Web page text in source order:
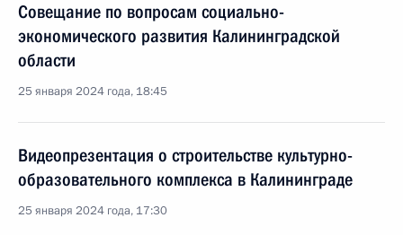
Совещание по вопросам социально-
экономического развития Калининградской
области
25 января 2024 года, 18:45
Видеопрезентация о строительстве культурно-
образовательного комплекса в Калининграде
25 января 2024 года, 17:30